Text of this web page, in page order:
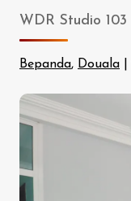
WDR Studio 103
Bepanda, Douala